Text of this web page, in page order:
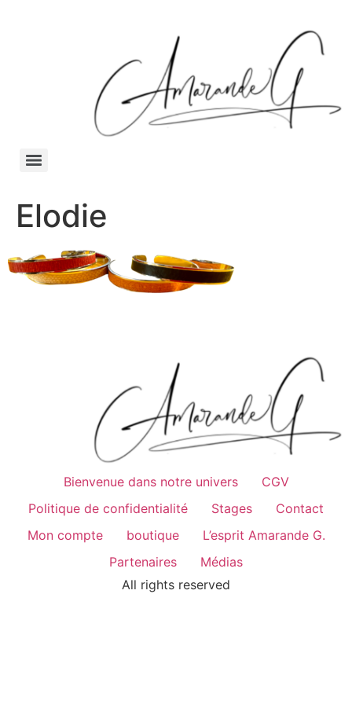
Elodie
Bienvenue dans notre univers
CGV
Politique de confidentialité
Stages
Contact
Mon compte
boutique
L’esprit Amarande G.
Partenaires
Médias
All rights reserved